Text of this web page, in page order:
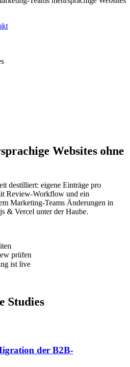
Websites ohne
destilliert: eigene Einträge pro
Review-Workflow und ein
Marketing-Teams Änderungen in
& Vercel unter der Haube.
prüfen
ist live
Studies
der B2B-